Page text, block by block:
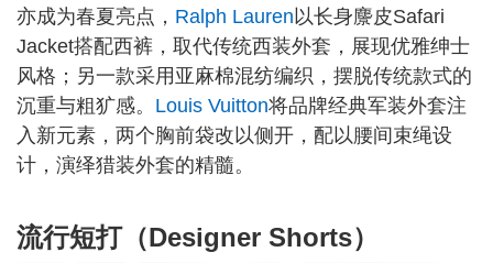
亦成为春夏亮点， Ralph Lauren 以长身麖皮Safari
Jacket搭配西裤，取代传统西装外套，展现优雅绅士
风格；另一款采用亚麻棉混纺编织，摆脱传统款式的
沉重与粗犷感。 Louis Vuitton将品牌经典军装外套注
入新元素，两个胸前袋改以侧开，配以腰间束绳设
计，演绎猎装外套的精髓。
流行短打（Designer Shorts）